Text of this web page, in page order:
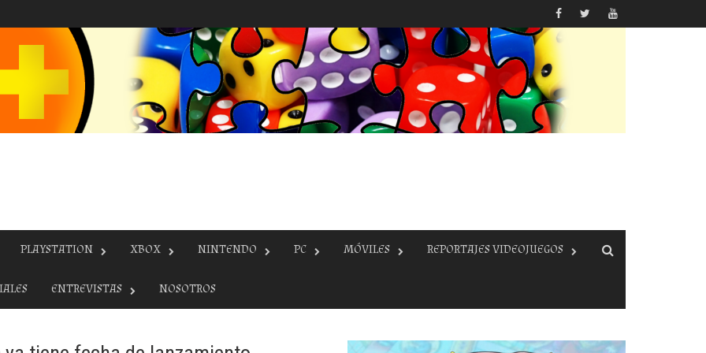
PLAYSTATION XBOX NINTENDO PC MÓVILES REPORTAJES VIDEOJUEGOS
ENTREVISTAS NOSOTROS